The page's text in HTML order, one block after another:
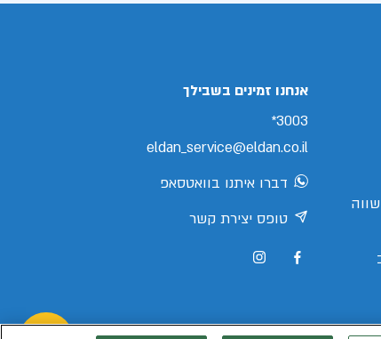
אנחנו זמינים בשבילך
3003*
eldan_service@eldan.co.il
דברו איתנו בוואטסאפ
טופס יצירת קשר